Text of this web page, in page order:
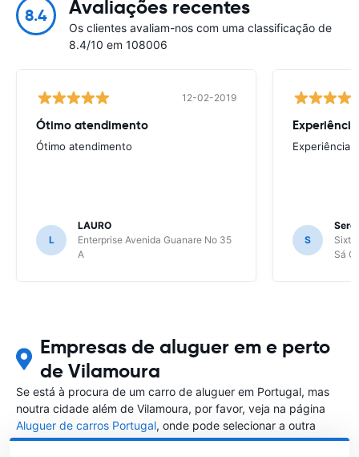
8.4 Avaliações recentes
Os clientes avaliam-nos com uma classificação de
8.4/10 em 108006
12-02-2019
Ótimo atendimento
Ótimo atendimento
L
LAURO
Enterprise Avenida Guanare No 35
A
Experiência
S
Sixt
Sá
Empresas de aluguer em e perto
de Vilamoura
Se está à procura de um carro de aluguer em Portugal, mas
noutra cidade além de Vilamoura, por favor, veja na página
Aluguer de carros Portugal, onde pode selecionar a outra
cidade em Portugal que gostaria de alugar um carro